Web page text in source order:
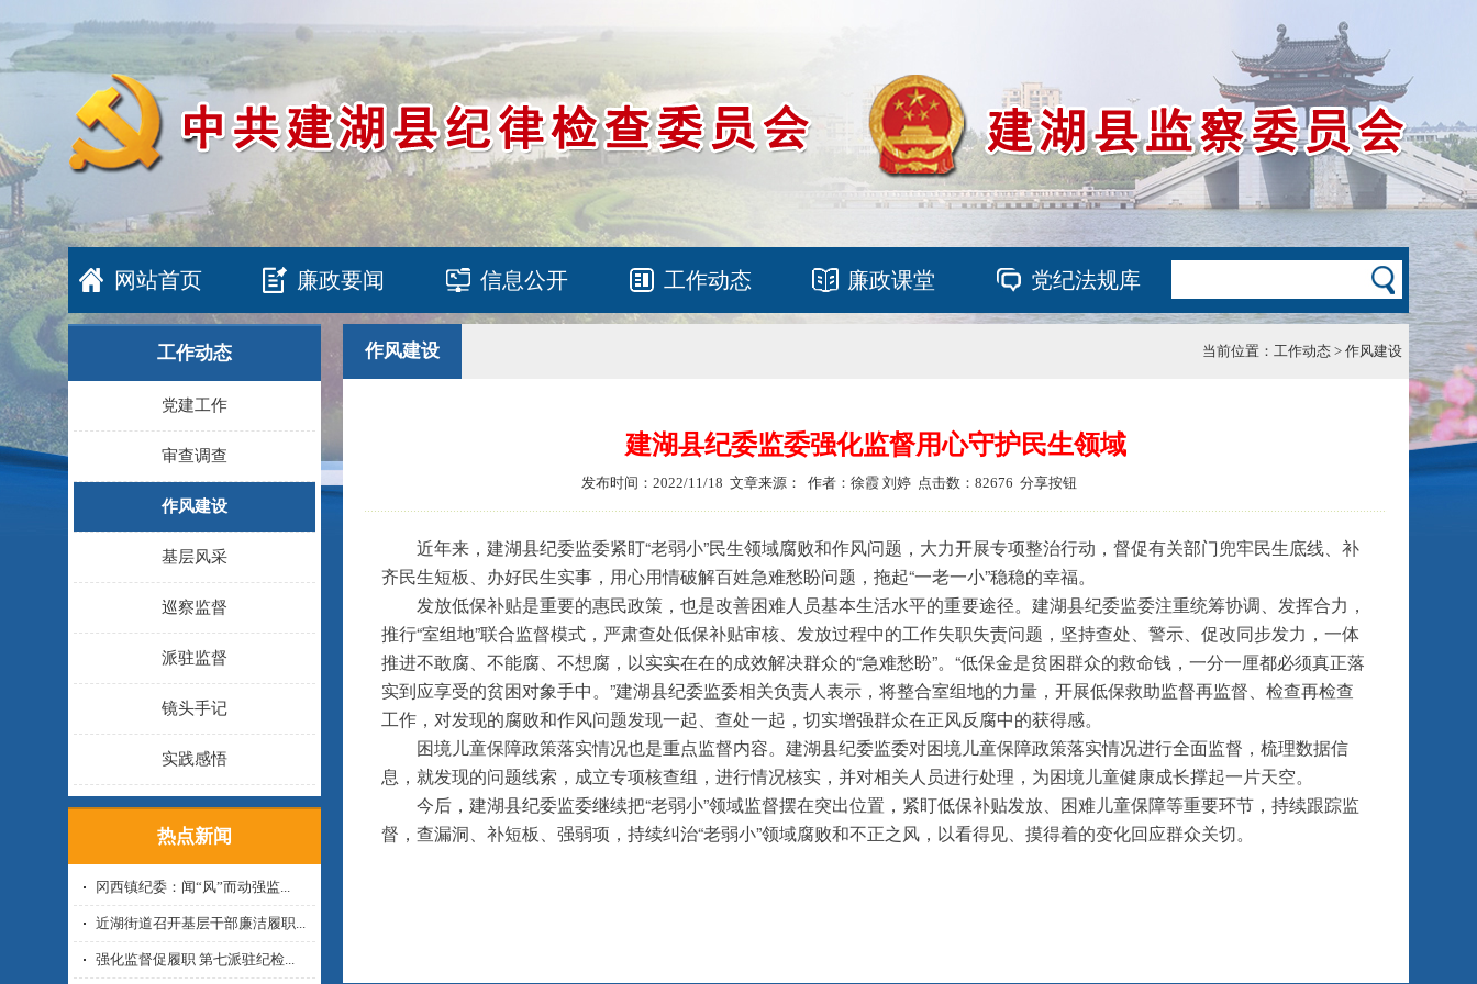
网站首页 廉政要闻 信息公开 工作动态 廉政课堂 党纪法规库
工作动态
党建工作
审查调查
作风建设
基层风采
巡察监督
派驻监督
镜头手记
实践感悟
热点新闻
冈西镇纪委：闻“风”而动强监...
近湖街道召开基层干部廉洁履职...
强化监督促履职 第七派驻纪检...
作风建设 当前位置： 工作动态 > 作风建设
建湖县纪委监委强化监督用心守护民生领域
发布时间：2022/11/18 文章来源： 作者：徐霞 刘婷 点击数：82676 分享按钮
近年来，建湖县纪委监委紧盯“老弱小”民生领域腐败和作风问题，大力开展专项整治行动，督促有关部门兜牢民生底线、补
齐民生短板、办好民生实事，用心用情破解百姓急难愁盼问题，拖起“一老一小”稳稳的幸福。
发放低保补贴是重要的惠民政策，也是改善困难人员基本生活水平的重要途径。建湖县纪委监委注重统筹协调、发挥合力，
推行“室组地”联合监督模式，严肃查处低保补贴审核、发放过程中的工作失职失责问题，坚持查处、警示、促改同步发力，一体
推进不敢腐、不能腐、不想腐，以实实在在的成效解决群众的“急难愁盼”。“低保金是贫困群众的救命钱，一分一厘都必须真正落
实到应享受的贫困对象手中。”建湖县纪委监委相关负责人表示，将整合室组地的力量，开展低保救助监督再监督、检查再检查
工作，对发现的腐败和作风问题发现一起、查处一起，切实增强群众在正风反腐中的获得感。
困境儿童保障政策落实情况也是重点监督内容。建湖县纪委监委对困境儿童保障政策落实情况进行全面监督，梳理数据信
息，就发现的问题线索，成立专项核查组，进行情况核实，并对相关人员进行处理，为困境儿童健康成长撑起一片天空。
今后，建湖县纪委监委继续把“老弱小”领域监督摆在突出位置，紧盯低保补贴发放、困难儿童保障等重要环节，持续跟踪监
督，查漏洞、补短板、强弱项，持续纠治“老弱小”领域腐败和不正之风，以看得见、摸得着的变化回应群众关切。